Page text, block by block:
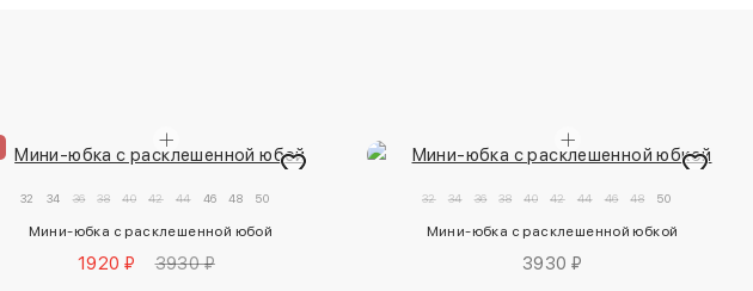
32 34 36 38 40 42 44 46 48 50
Мини-юбка с расклешенной юбой
1920 ₽ 3930 ₽
32 34 36 38 40 42 44 46 48 50
Мини-юбка с расклешенной юбкой
3930 ₽